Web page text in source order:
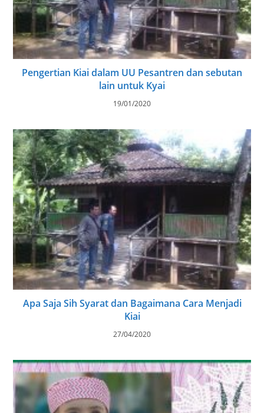
Pengertian Kiai dalam UU Pesantren dan sebutan
lain untuk Kyai
19/01/2020
Apa Saja Sih Syarat dan Bagaimana Cara Menjadi
Kiai
27/04/2020